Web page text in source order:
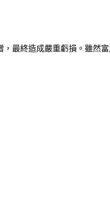
最終造成嚴重虧損。雖然